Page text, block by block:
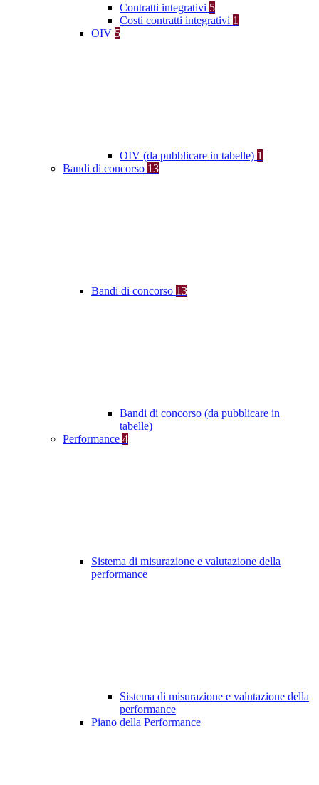
Contratti integrativi 5
Costi contratti integrativi 1
OIV 5
OIV (da pubblicare in tabelle) 1
Bandi di concorso 13
Bandi di concorso 13
Bandi di concorso (da pubblicare in
tabelle)
Performance 4
Sistema di misurazione e valutazione della
performance
Sistema di misurazione e valutazione della
performance
Piano della Performance